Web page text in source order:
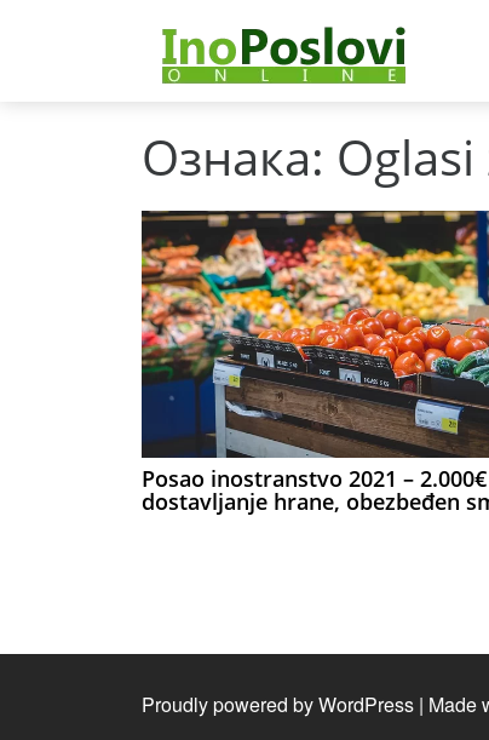
Ознака:
Posao inostranstvo 2021 –
dostavljanje hrane, obezbeđen
Proudly powered by WordPress | Made